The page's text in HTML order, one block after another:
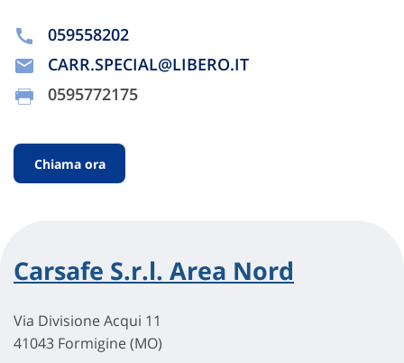
059558202
CARR.SPECIAL@LIBERO.IT
0595772175
Chiama ora
Carsafe S.r.l. Area Nord
Via Divisione Acqui 11
41043 Formigine (MO)